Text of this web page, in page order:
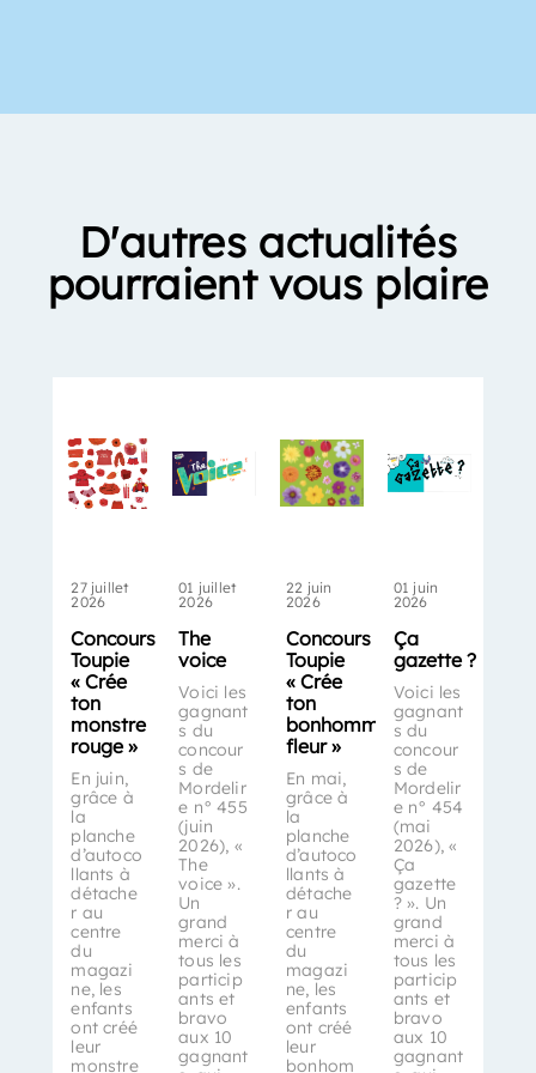
D'autres actualités
pourraient vous plaire
27 juillet
2026
Concours
Toupie
« Crée
ton
monstre
rouge »
En juin,
grâce à
la
planche
d’autoco
llants à
détache
r au
centre
du
magazi
ne, les
enfants
ont créé
leur
monstre
01 juillet
2026
The
voice
Voici les
gagnant
s du
concour
s de
Mordelir
e n° 455
(juin
2026), «
The
voice ».
Un
grand
merci à
tous les
particip
ants et
bravo
aux 10
gagnant
22 juin
2026
Concours
Toupie
« Crée
ton
bonhomme-
fleur »
En mai,
grâce à
la
planche
d’autoco
llants à
détache
r au
centre
du
magazi
ne, les
enfants
ont créé
leur
bonhom
01 juin
2026
Ça
gazette ?
Voici les
gagnant
s du
concour
s de
Mordelir
e n° 454
(mai
2026), «
Ça
gazette
? ». Un
grand
merci à
tous les
particip
ants et
bravo
aux 10
gagnant